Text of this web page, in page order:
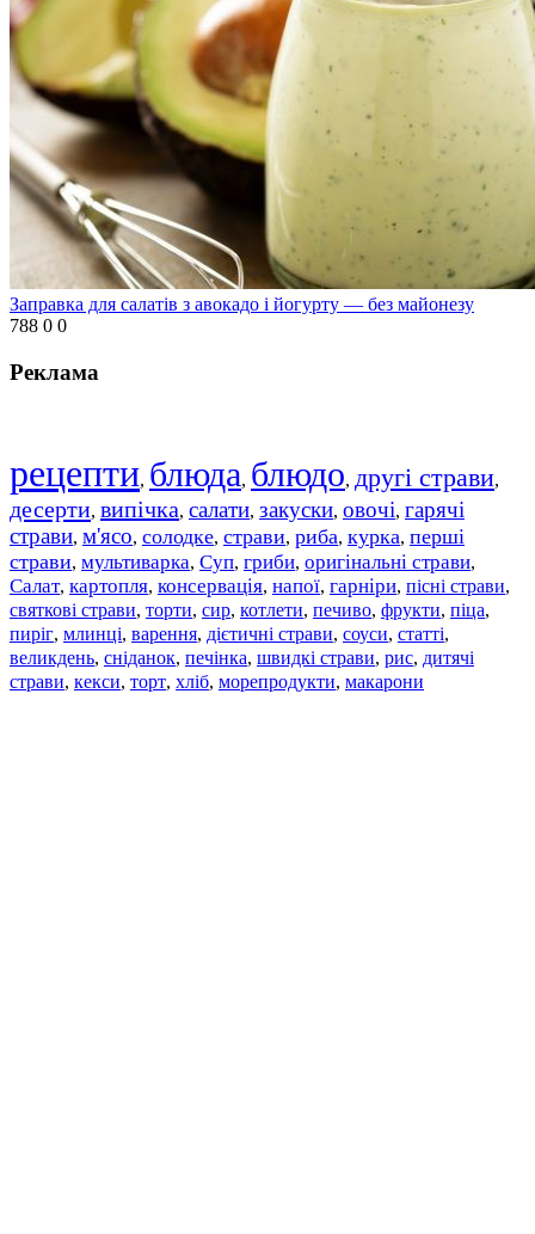
Заправка для салатів з авокадо і йогурту — без майонезу
788 0 0
Реклама
рецепти, блюда, блюдо, другі страви,
десерти, випічка, салати, закуски, овочі, гарячі
страви, м'ясо, солодке, страви, риба, курка, перші
страви, мультиварка, Суп, гриби, оригінальні страви,
Салат, картопля, консервація, напої, гарніри, пісні страви,
святкові страви, торти, сир, котлети, печиво, фрукти, піца,
пиріг, млинці, варення, дієтичні страви, соуси, статті,
великдень, сніданок, печінка, швидкі страви, рис, дитячі
страви, кекси, торт, хліб, морепродукти, макарони